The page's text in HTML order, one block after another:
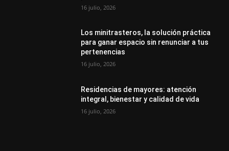
16 julio, 2026
Los minitrasteros, la solución práctica
para ganar espacio sin renunciar a tus
pertenencias
16 julio, 2026
Residencias de mayores: atención
integral, bienestar y calidad de vida
16 julio, 2026